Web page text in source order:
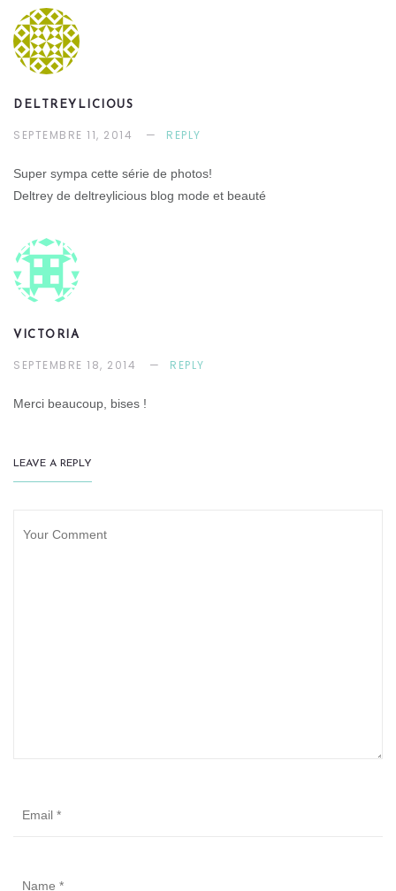
DELTREYLICIOUS
SEPTEMBRE 11, 2014 REPLY
Super sympa cette série de photos!
Deltrey de deltreylicious blog mode et beauté
VICTORIA
SEPTEMBRE 18, 2014 REPLY
Merci beaucoup, bises !
LEAVE A REPLY